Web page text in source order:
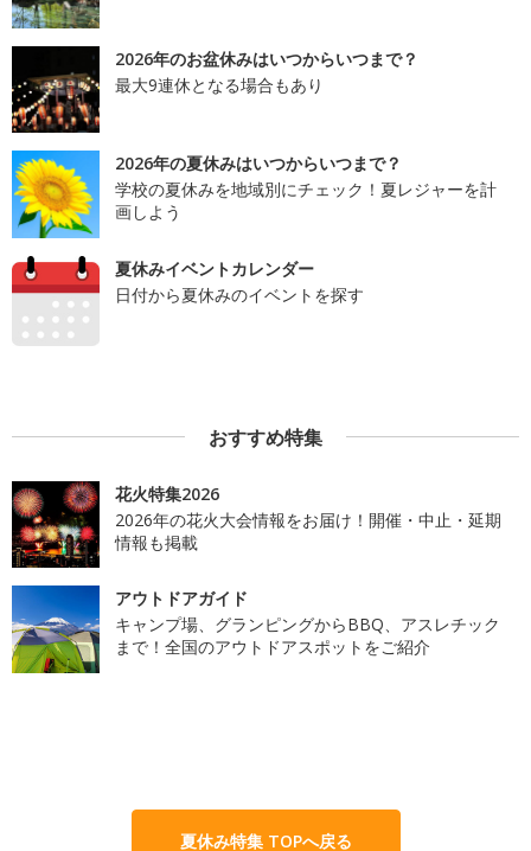
2026年のお盆休みはいつからいつまで？
最大9連休となる場合もあり
2026年の夏休みはいつからいつまで？
学校の夏休みを地域別にチェック！夏レジャーを計
画しよう
夏休みイベントカレンダー
日付から夏休みのイベントを探す
おすすめ特集
花火特集2026
2026年の花火大会情報をお届け！開催・中止・延期
情報も掲載
アウトドアガイド
キャンプ場、グランピングからBBQ、アスレチック
まで！全国のアウトドアスポットをご紹介
夏休み特集 TOPへ戻る